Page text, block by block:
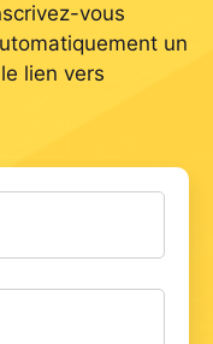
vous
un
lien vers